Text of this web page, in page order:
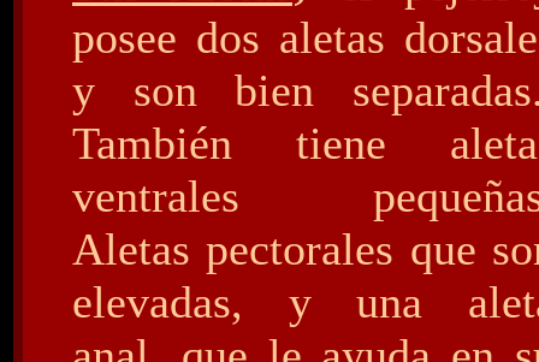
posee dos aletas
y son bien
También tiene
ventrales
Aletas pectorales que
elevadas, y una